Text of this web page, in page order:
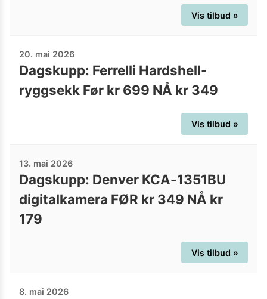
Vis tilbud »
20. mai 2026
Dagskupp: Ferrelli Hardshell-
ryggsekk Før kr 699 NÅ kr 349
Vis tilbud »
13. mai 2026
Dagskupp: Denver KCA-1351BU
digitalkamera FØR kr 349 NÅ kr
179
Vis tilbud »
8. mai 2026